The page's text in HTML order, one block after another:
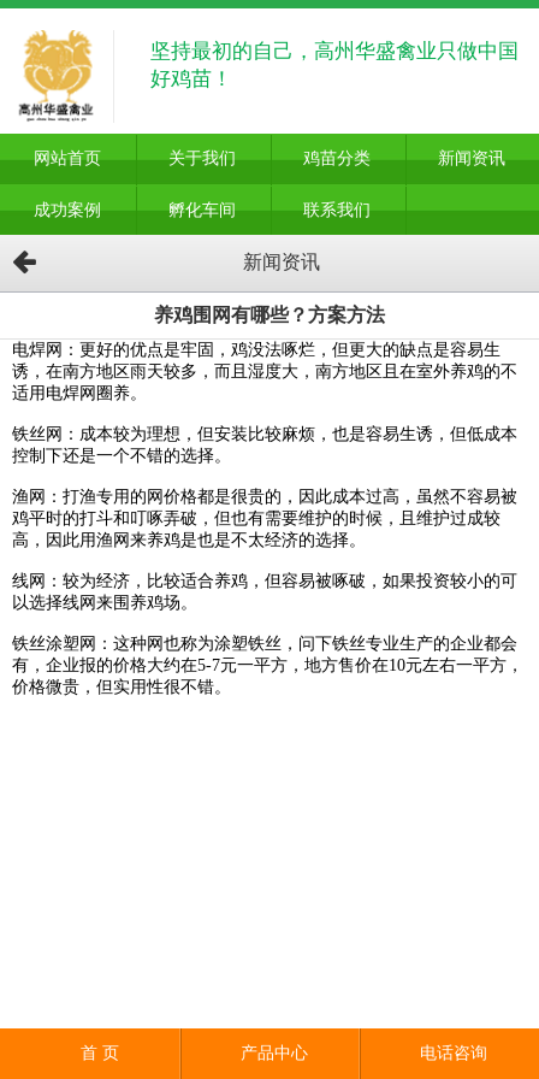
坚持最初的自己，高州华盛禽业只做中国
好鸡苗！
网站首页 关于我们 鸡苗分类 新闻资讯
成功案例 孵化车间 联系我们
新闻资讯
养鸡围网有哪些？方案方法
电焊网：更好的优点是牢固，鸡没法啄烂，但更大的缺点是容易生
诱，在南方地区雨天较多，而且湿度大，南方地区且在室外养鸡的不
适用电焊网圈养。
铁丝网：成本较为理想，但安装比较麻烦，也是容易生诱，但低成本
控制下还是一个不错的选择。
渔网：打渔专用的网价格都是很贵的，因此成本过高，虽然不容易被
鸡平时的打斗和叮啄弄破，但也有需要维护的时候，且维护过成较
高，因此用渔网来养鸡是也是不太经济的选择。
线网：较为经济，比较适合养鸡，但容易被啄破，如果投资较小的可
以选择线网来围养鸡场。
铁丝涂塑网：这种网也称为涂塑铁丝，问下铁丝专业生产的企业都会
有，企业报的价格大约在5-7元一平方，地方售价在10元左右一平方，
价格微贵，但实用性很不错。
首 页 产品中心 电话咨询